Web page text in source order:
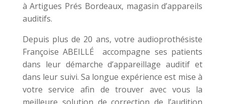
à Artigues Prés Bordeaux, magasin d’appareils
auditifs.
Depuis plus de 20 ans, votre audioprothésiste
Françoise ABEILLÉ accompagne ses patients
dans leur démarche d’appareillage auditif et
dans leur suivi. Sa longue expérience est mise à
votre service afin de trouver avec vous la